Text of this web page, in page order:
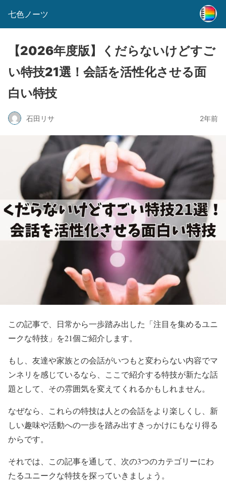
七色ノーツ
【2026年度版】くだらないけどすご
い特技21選！会話を活性化させる面
白い特技
石田リサ 2年前
この記事で、日常から一歩踏み出した「注目を集めるユニ
ークな特技」を21個ご紹介します。
もし、友達や家族との会話がいつもと変わらない内容でマ
ンネリを感じているなら、ここで紹介する特技が新たな話
題として、その雰囲気を変えてくれるかもしれません。
なぜなら、これらの特技は人との会話をより楽しくし、新
しい趣味や活動への一歩を踏み出すきっかけにもなり得る
からです。
それでは、この記事を通して、次の3つのカテゴリーにわ
たるユニークな特技を探っていきましょう。